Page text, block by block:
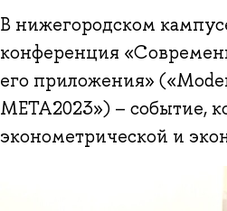
В нижегородском
конференция
его приложения»
META2023») – событие,
эконометрической и